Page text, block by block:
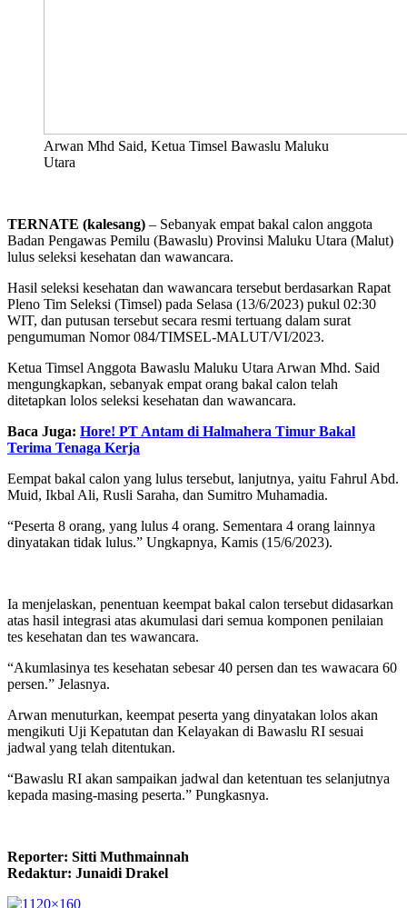
Arwan Mhd Said, Ketua Timsel Bawaslu Maluku
Utara
TERNATE (kalesang) – Sebanyak empat bakal calon anggota
Badan Pengawas Pemilu (Bawaslu) Provinsi Maluku Utara (Malut)
lulus seleksi kesehatan dan wawancara.
Hasil seleksi kesehatan dan wawancara tersebut berdasarkan Rapat
Pleno Tim Seleksi (Timsel) pada Selasa (13/6/2023) pukul 02:30
WIT, dan putusan tersebut secara resmi tertuang dalam surat
pengumuman Nomor 084/TIMSEL-MALUT/VI/2023.
Ketua Timsel Anggota Bawaslu Maluku Utara Arwan Mhd. Said
mengungkapkan, sebanyak empat orang bakal calon telah
ditetapkan lolos seleksi kesehatan dan wawancara.
Baca Juga: Hore! PT Antam di Halmahera Timur Bakal
Terima Tenaga Kerja
Eempat bakal calon yang lulus tersebut, lanjutnya, yaitu Fahrul Abd.
Muid, Ikbal Ali, Rusli Saraha, dan Sumitro Muhamadia.
“Peserta 8 orang, yang lulus 4 orang. Sementara 4 orang lainnya
dinyatakan tidak lulus.” Ungkapnya, Kamis (15/6/2023).
Ia menjelaskan, penentuan keempat bakal calon tersebut didasarkan
atas hasil integrasi atas akumulasi dari semua komponen penilaian
tes kesehatan dan tes wawancara.
“Akumlasinya tes kesehatan sebesar 40 persen dan tes wawacara 60
persen.” Jelasnya.
Arwan menuturkan, keempat peserta yang dinyatakan lolos akan
mengikuti Uji Kepatutan dan Kelayakan di Bawaslu RI sesuai
jadwal yang telah ditentukan.
“Bawaslu RI akan sampaikan jadwal dan ketentuan tes selanjutnya
kepada masing-masing peserta.” Pungkasnya.
Reporter: Sitti Muthmainnah
Redaktur: Junaidi Drakel